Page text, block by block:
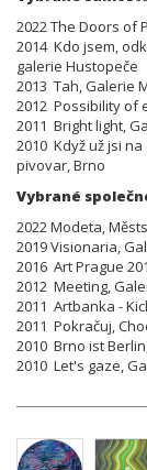
2022 The Doors of
2014 Kdo jsem,
galerie Hustopeče
2013 Tah, Galerie
2012 Possibility of
2011 Bright light,
2010 Když už jsi
pivovar, Brno
Vybrané
2022 Modeta,
2019 Visionaria,
2016 Art Prague
2012 Meeting,
2011 Artbanka -
2011 Pokračuj,
2010 Brno ist
2010 Let's gaze,